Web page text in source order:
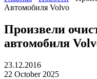
Автомобиля Volvo
Произвели
автомобиля
23.12.2016
22 October 2025